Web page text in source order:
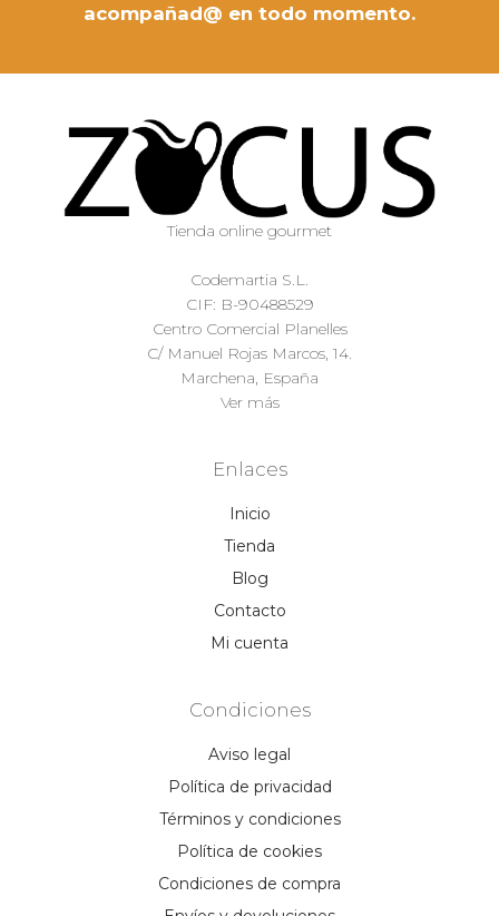
acompañad@ en todo momento.
Tienda online gourmet
Codemartia S.L.
CIF: B-90488529
Centro Comercial Planelles
C/ Manuel Rojas Marcos, 14.
Marchena, España
Ver más
Enlaces
Inicio
Tienda
Blog
Contacto
Mi cuenta
Condiciones
Aviso legal
Política de privacidad
Términos y condiciones
Política de cookies
Condiciones de compra